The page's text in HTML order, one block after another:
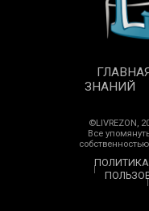
ЗНАНИЙ
Все